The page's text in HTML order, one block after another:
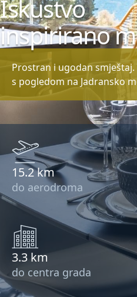
Iskustvo
inspirirano
Prostran i ugodan
s pogledom na Jadransko
15.2 km
do aerodroma
3.3 km
do centra grada